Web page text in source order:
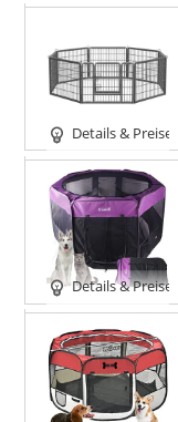
Details & Preise
Details & Preise